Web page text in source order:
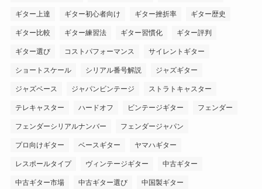
ギター上達 ギター初心者向け ギター挫折率 ギター歴史
ギター比較 ギター練習法 ギター習慣化 ギター評判
ギター選び コストパフォーマンス サイレントギター
ショートスケール シリアル番号解説 ジャズギター
ジャズベース ジャパンビンテージ ストラトキャスター
テレキャスター ハードオフ ビンテージギター フェンダー
フェンダーシリアルナンバー フェンダージャパン
プロ向けギター ベースギター ヤマハギター
レスポールタイプ ヴィンテージギター 中古ギター
中古ギター市場 中古ギター選び 中国製ギター